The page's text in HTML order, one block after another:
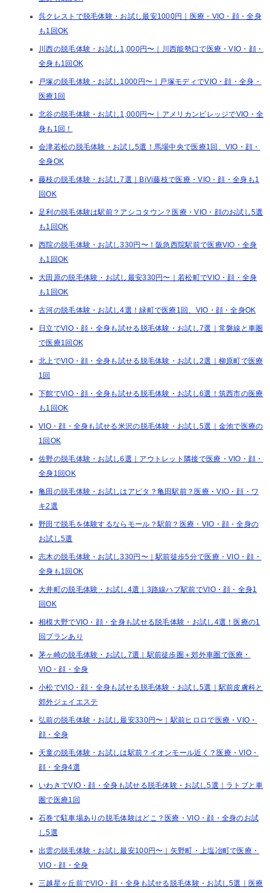
呉クレストで脱毛体験・お試し最安1000円｜医療・VIO・顔・全身
も1回OK
川西の脱毛体験・お試し1,000円〜｜川西能勢口で医療・VIO・顔・
全身も1回OK
戸塚の脱毛体験・お試し1000円〜｜戸塚モディでVIO・顔・全身・
医療1回
北谷の脱毛体験・お試し1,000円〜｜アメリカンビレッジでVIO・全
身も1回！
会津若松の脱毛体験・お試し5選！馬場中央で医療1回、VIO・顔・
全身OK
藤枝の脱毛体験・お試し7選｜BiVi藤枝で医療・VIO・顔・全身も1
回OK
足利の脱毛体験は駅前？アシコタウン？医療・VIO・顔のお試し5選
も1回OK
西院の脱毛体験・お試し330円〜！阪急西院駅前で医療VIO・全身
も1回OK
大田原の脱毛体験・お試し最安330円〜｜若松町でVIO・顔・全身
も1回OK
古河の脱毛体験・お試し4選！緑町で医療1回、VIO・顔・全身OK
日立でVIO・顔・全身も試せる脱毛体験・お試し7選｜常磐線と車圏
で医療1回OK
北上でVIO・顔・全身も試せる脱毛体験・お試し2選｜柳原町で医療
1回
下館でVIO・顔・全身も試せる脱毛体験・お試し6選！筑西市の医療
も1回OK
VIO・顔・全身も試せる米沢の脱毛体験・お試し5選｜金池で医療の
1回OK
佐野の脱毛体験・お試し6選｜アウトレット隣接で医療・VIO・顔・
全身1回OK
亀田の脱毛体験・お試しはアピタ？亀田駅前？医療・VIO・顔・ワ
キ2選
野田で脱毛を体験するならモール？駅前？医療・VIO・顔・全身の
お試し5選
志木の脱毛体験・お試し330円〜｜駅前徒歩5分で医療・VIO・顔・
全身も1回OK
大井町の脱毛体験・お試し4選｜3路線ハブ駅前でVIO・顔・全身1
回OK
相模大野でVIO・顔・全身も試せる脱毛体験・お試し4選！医療の1
回プランあり
茅ヶ崎の脱毛体験・お試し7選｜駅前徒歩圏＋郊外車圏で医療・
VIO・顔・全身
小松でVIO・顔・全身も試せる脱毛体験・お試し5選｜駅前皮膚科と
郊外ジェイエステ
弘前の脱毛体験・お試し最安330円〜｜駅前ヒロロで医療・VIO・
顔・全身
天童の脱毛体験・お試しは駅前？イオンモール近く？医療・VIO・
顔・全身4選
いわきでVIO・顔・全身も試せる脱毛体験・お試し5選｜ラトブと車
圏で医療1回
石巻で駐車場ありの脱毛体験はどこ？医療・VIO・顔・全身のお試
し5選
出雲の脱毛体験・お試し最安100円〜｜矢野町・上塩冶町で医療・
VIO・顔・全身
三越星ヶ丘前でVIO・顔・全身も試せる脱毛体験・お試し5選｜医療